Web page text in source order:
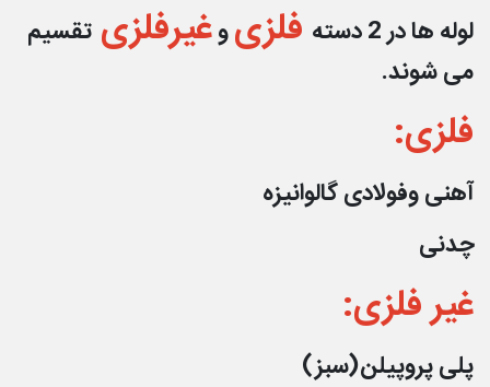
لوله ها در 2 دسته
فلزیوغیرفلزی تقسیم
می شوند.
فلزی:
آهنی وفولادی گالوانیزه
چدنی
غیر فلزی:
پلی پروپیلن(سبز)